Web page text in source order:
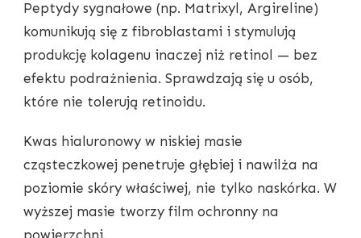
Peptydy sygnałowe (np. Matrixyl, Argireline)
komunikują się z fibroblastami i stymulują
produkcję kolagenu inaczej niż retinol — bez
efektu podrażnienia. Sprawdzają się u osób,
które nie tolerują retinoidu.
Kwas hialuronowy w niskiej masie
cząsteczkowej penetruje głębiej i nawilża na
poziomie skóry właściwej, nie tylko naskórka. W
wyższej masie tworzy film ochronny na
powierzchni.